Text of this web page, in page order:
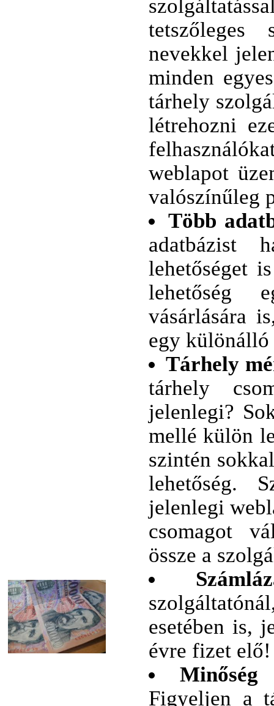
tetszőleges
nevekkel
minden
tárhely
létrehozni
weblapot
valószínűleg
Több
adatbázist
lehetőséget
lehetőség
vásárlására
egy különálló
Tárhely
tárhely
jelenlegi?
mellé külön
szintén
lehetőség.
jelenlegi
csomagot
össze a
esetében is,
évre fizet
Minőség
Figyeljen a